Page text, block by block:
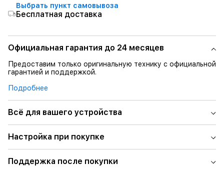
Выбрать пункт самовывоза
Бесплатная доставка
Официальная гарантия до 24 месяцев
Предоставим только оригинальную технику с официальной
гарантией и поддержкой.
Подробнее
Всё для вашего устройства
Настройка при покупке
Поддержка после покупки